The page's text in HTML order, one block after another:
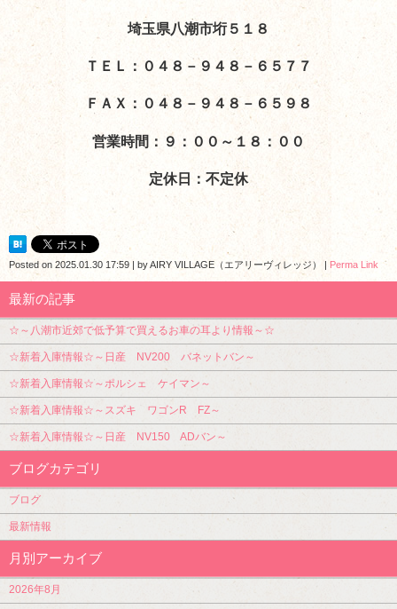
埼玉県八潮市垳５１８
ＴＥＬ：０４８－９４８－６５７７
ＦＡＸ：０４８－９４８－６５９８
営業時間：９：００～１８：００
定休日：不定休
Posted on 2025.01.30 17:59 | byAIRY VILLAGE（エアリーヴィレッジ） | Perma Link
最新の記事
☆～八潮市近郊で低予算で買えるお車の耳より情報～☆
☆新着入庫情報☆～日産 NV200 バネットバン～
☆新着入庫情報☆～ポルシェ ケイマン～
☆新着入庫情報☆～スズキ ワゴンR FZ～
☆新着入庫情報☆～日産 NV150 ADバン～
ブログカテゴリ
ブログ
最新情報
月別アーカイブ
2026年8月